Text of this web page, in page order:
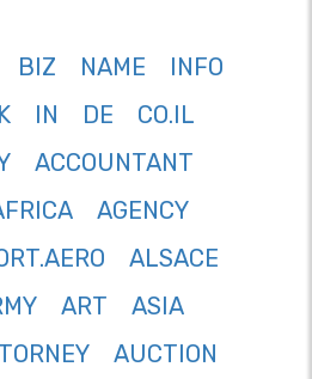
BIZ NAME
INFO
IN DE
CO.IL
ACCOUNTANT
AGENCY
ALSACE
ART
ASIA
AUCTION